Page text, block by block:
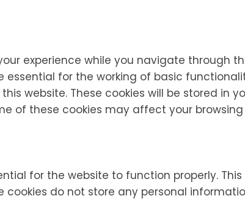
experience while you navigate through
essential for the working of basic
website. These cookies will be stored in
of these cookies may affect your browsing
for the website to function properly.
cookies do not store any personal